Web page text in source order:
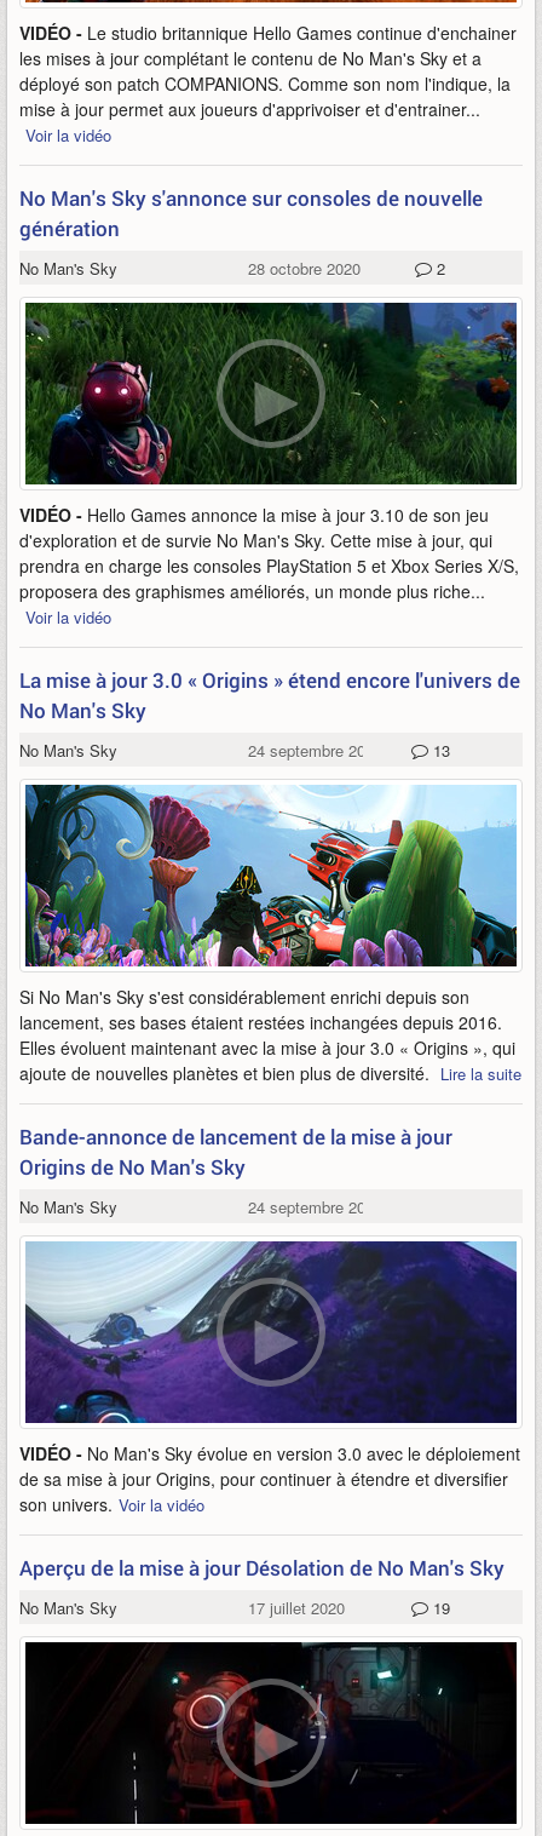
VIDÉO - Le studio britannique Hello Games continue d'enchainer
les mises à jour complétant le contenu de No Man's Sky et a
déployé son patch COMPANIONS. Comme son nom l'indique, la
mise à jour permet aux joueurs d'apprivoiser et d'entrainer...
Voir la vidéo
No Man's Sky s'annonce sur consoles de nouvelle
génération
No Man's Sky 28 octobre 2020 2
VIDÉO - Hello Games annonce la mise à jour 3.10 de son jeu
d'exploration et de survie No Man's Sky. Cette mise à jour, qui
prendra en charge les consoles PlayStation 5 et Xbox Series X/S,
proposera des graphismes améliorés, un monde plus riche...
Voir la vidéo
La mise à jour 3.0 « Origins » étend encore l'univers de
No Man's Sky
No Man's Sky 24 septembre 2020 13
Si No Man's Sky s'est considérablement enrichi depuis son
lancement, ses bases étaient restées inchangées depuis 2016.
Elles évoluent maintenant avec la mise à jour 3.0 « Origins », qui
ajoute de nouvelles planètes et bien plus de diversité. Lire la suite
Bande-annonce de lancement de la mise à jour
Origins de No Man's Sky
No Man's Sky 24 septembre 2020
VIDÉO - No Man's Sky évolue en version 3.0 avec le déploiement
de sa mise à jour Origins, pour continuer à étendre et diversifier
son univers. Voir la vidéo
Aperçu de la mise à jour Désolation de No Man's Sky
No Man's Sky 17 juillet 2020 19